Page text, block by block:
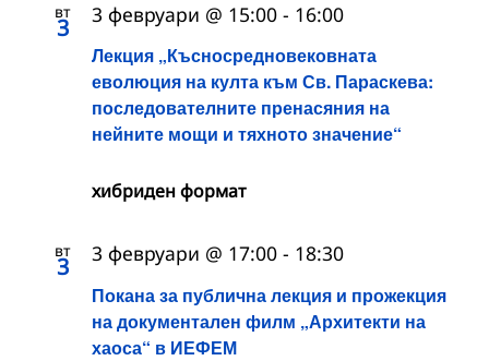
вт
3
Лекция „Късносредновековната
еволюция на култа към Св. Параскева:
последователните пренасяния на
нейните мощи и тяхното значение“
3 февруари @ 15:00 - 16:00
хибриден формат
вт
3
Покана за публична лекция и прожекция
на документален филм „Архитекти на
хаоса“ в ИЕФЕМ
3 февруари @ 17:00 - 18:30